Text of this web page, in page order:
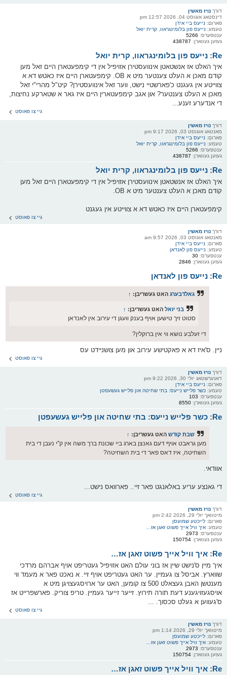
דורך נויז מאשין
דינסטאג אוגוסט 04, 2026 12:57 pm
פארום: נייעס ביי אידן
טעמע: נייעס פון בלומינגראוו, קרית יואל
ענטפערס: 5266
געזען געווארן: 438787
Re: נייעס פון בלומינגראוו, קרית יואל
איך האלט אז אנשטאטן אינוועסטירן אזויפיל אין די קימפעטארן היים זאל מען
קודם מאכן א העלט צענטער מיט א OB. קימפעטארן היים איז כאטש דא א
צווייטע אין געגנט כ'פארשטיי נישט, ווער זאל אינוועסטירן? קיט"ל מהרי"י זאל
מאכן א העלט צענטער? און אגב קימפעטארין היים איז גאר א שטארקע נחיצות,
די אנדערע זענע...
גיי צו פאוסט
דורך נויז מאשין
מאנטאג אוגוסט 03, 2026 9:17 pm
פארום: נייעס ביי אידן
טעמע: נייעס פון בלומינגראוו, קרית יואל
ענטפערס: 5266
געזען געווארן: 438787
Re: נייעס פון בלומינגראוו, קרית יואל
איך האלט אז אנשטאטן אינוועסטירן אזויפיל אין די קימפעטארן היים זאל מען
קודם מאכן א העלט צענטער מיט א OB.
קימפעטארן היים איז כאטש דא א צווייטע אין געגנט
גיי צו פאוסט
דורך נויז מאשין
מאנטאג אוגוסט 03, 2026 9:57 am
פארום: נייעס ביי אידן
טעמע: נייעס פון לאנדאן
ענטפערס: 30
געזען געווארן: 2846
Re: נייעס פון לאנדאן
גאלדבערג האט געשריבן: ↑
בני יואל האט געשריבן: ↑
סטוט זיך טישען אויף בענק וועגן די עירוב אין לאנדאן
די זעלבע נושא ווי אין ברוקלין?
ניין. ס'איז דא א פאקטישע עירוב און מען צושניידט עס
גיי צו פאוסט
דורך נויז מאשין
דאנערשטאג יולי 30, 2026 9:22 pm
פארום: נייעס ביי אידן
טעמע: כשר פלייש נייעס: בתי שחיטה און פלייש געשעפטן
ענטפערס: 103
געזען געווארן: 8550
Re: כשר פלייש נייעס: בתי שחיטה און פלייש געשעפטן
שבת קודש האט געשריבן: ↑
מען גראבט אויף דעם גאנצן בארג ביי שכונת ברך משה אין ק''י נעבן די בית
השחיטה, איז דאס פאר די בית השחיטה?
אוודאי.
די גאנצע עריע באלאנגט פאר זיי.. פארוואס נישט...
גיי צו פאוסט
דורך נויז מאשין
מיטוואך יולי 29, 2026 2:42 pm
פארום: לייכטע שמועסן
טעמע: איך וויל אייך פשוט זאגן אז…
ענטפערס: 2973
געזען געווארן: 150754
Re: איך וויל אייך פשוט זאגן אז…
איך מיין ס'נישט שיין אז בוני עולם האט אזויפיל געטריפט אויף אברהם מרדכי
שווארץ. אביסל צו געמיין. ער האט געטריפט אויף זיי. א נאכט פאר א מעמד ווי
מענטשן האבן געצאלט 500 צו קומען, האט ער ארויסגעצויגן מיט א
אויסגעזויגענע דעת תורה תירוץ. זייער זײער געמיין. טריפ צוריק. פארשפרייט אז
ס'געווען א געלט סכסוך. ...
גיי צו פאוסט
דורך נויז מאשין
מיטוואך יולי 29, 2026 1:14 pm
פארום: לייכטע שמועסן
טעמע: איך וויל אייך פשוט זאגן אז…
ענטפערס: 2973
געזען געווארן: 150754
Re: איך וויל אייך פשוט זאגן אז…